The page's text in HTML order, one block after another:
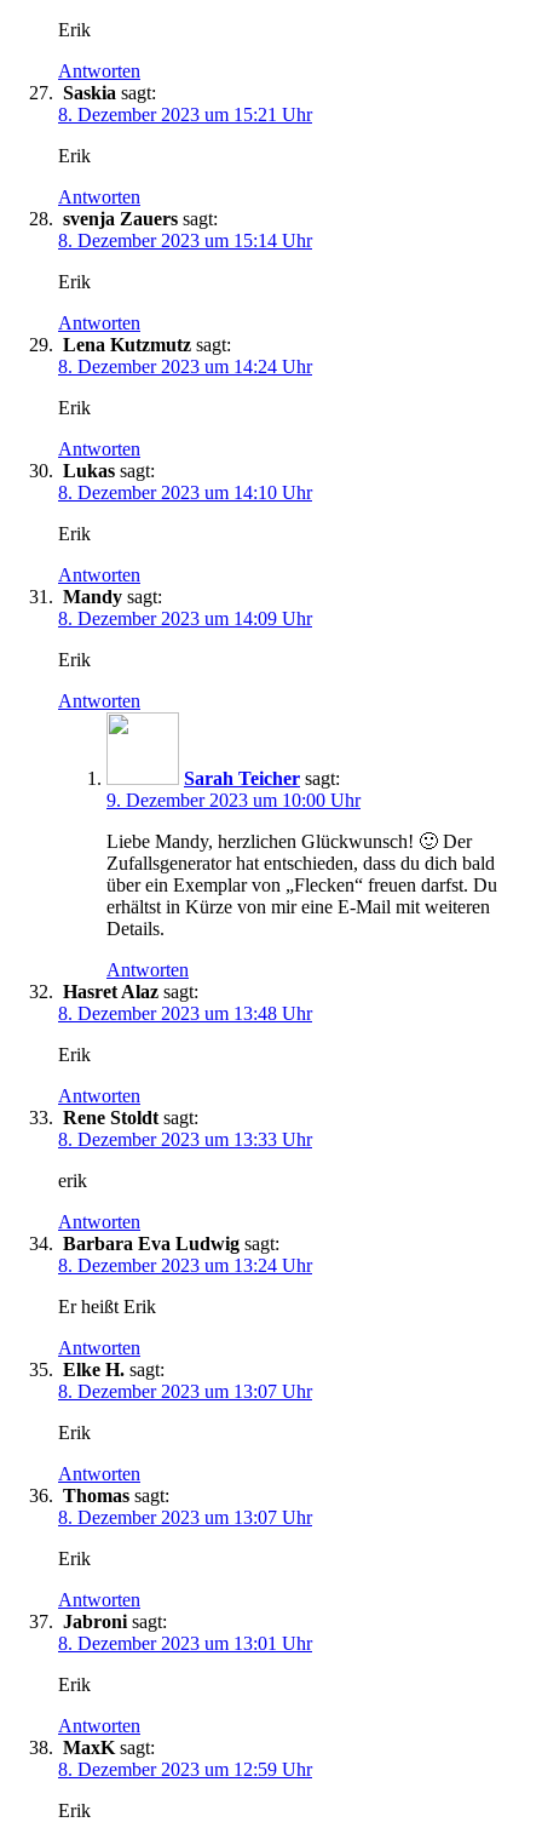
Erik
Antworten
Saskia sagt:
8. Dezember 2023 um 15:21 Uhr
Erik
Antworten
svenja Zauers sagt:
8. Dezember 2023 um 15:14 Uhr
Erik
Antworten
Lena Kutzmutz sagt:
8. Dezember 2023 um 14:24 Uhr
Erik
Antworten
Lukas sagt:
8. Dezember 2023 um 14:10 Uhr
Erik
Antworten
Mandy sagt:
8. Dezember 2023 um 14:09 Uhr
Erik
Antworten
Sarah Teicher sagt:
9. Dezember 2023 um 10:00 Uhr
Liebe Mandy, herzlichen Glückwunsch! 🙂 Der
Zufallsgenerator hat entschieden, dass du dich bald
über ein Exemplar von „Flecken“ freuen darfst. Du
erhältst in Kürze von mir eine E-Mail mit weiteren
Details.
Antworten
Hasret Alaz sagt:
8. Dezember 2023 um 13:48 Uhr
Erik
Antworten
Rene Stoldt sagt:
8. Dezember 2023 um 13:33 Uhr
erik
Antworten
Barbara Eva Ludwig sagt:
8. Dezember 2023 um 13:24 Uhr
Er heißt Erik
Antworten
Elke H. sagt:
8. Dezember 2023 um 13:07 Uhr
Erik
Antworten
Thomas sagt:
8. Dezember 2023 um 13:07 Uhr
Erik
Antworten
Jabroni sagt:
8. Dezember 2023 um 13:01 Uhr
Erik
Antworten
MaxK sagt:
8. Dezember 2023 um 12:59 Uhr
Erik